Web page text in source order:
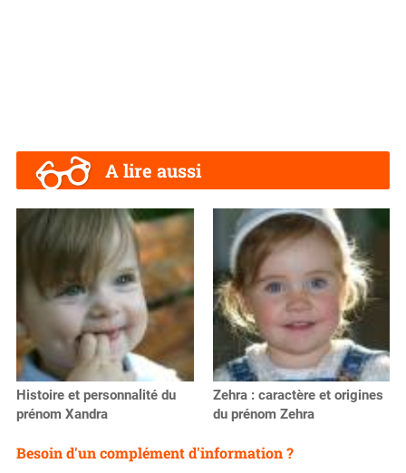
A lire aussi
Histoire et personnalité du
prénom Xandra
Zehra : caractère et origines
du prénom Zehra
Besoin d'un complément d'information ?